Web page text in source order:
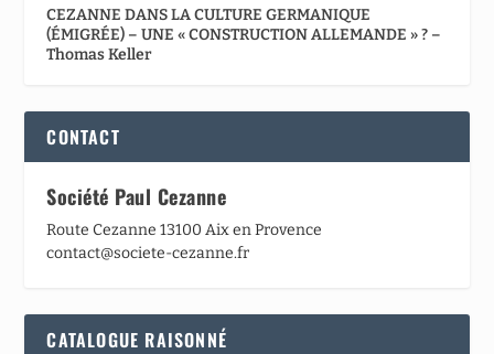
CEZANNE DANS LA CULTURE GERMANIQUE
(ÉMIGRÉE) – UNE « CONSTRUCTION ALLEMANDE » ? –
Thomas Keller
CONTACT
Société Paul Cezanne
Route Cezanne 13100 Aix en Provence
contact@societe-cezanne.fr
CATALOGUE RAISONNÉ